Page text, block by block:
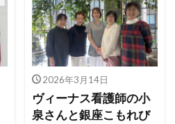
2026年3月14日
ヴィーナス看護師の小
泉さんと銀座こもれび